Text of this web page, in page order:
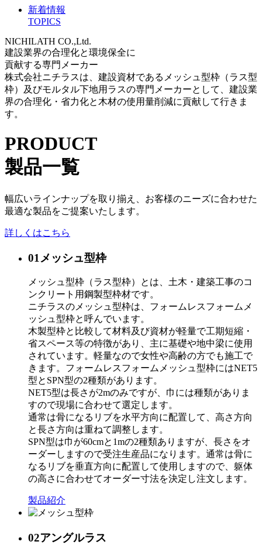
新着情報
TOPICS
NICHILATH CO.,Ltd.
建設業界の合理化と環境保全に
貢献する専門メーカー
株式会社ニチラスは、建設資材であるメッシュ型枠（ラス型
枠）及びモルタル下地用ラスの専門メーカーとして、建設業
界の合理化・省力化と木材の使用量削減に貢献して行きま
す。
PRODUCT
製品一覧
幅広いラインナップを取り揃え、お客様のニーズに合わせた
最適な製品をご提案いたします。
詳しくはこちら
01 メッシュ型枠
メッシュ型枠（ラス型枠）とは、土木・建築工事のコ
ンクリート用鋼製型枠材です。
ニチラスのメッシュ型枠は、フォームレスフォームメ
ッシュ型枠と呼んでいます。
木製型枠と比較して材料及び資材が軽量で工期短縮・
省スペース等の特徴があり、主に基礎や地中梁に使用
されています。軽量なので女性や高齢の方でも施工で
きます。フォームレスフォームメッシュ型枠にはNET5
型とSPN型の2種類があります。
NET5型は長さが2mのみですが、巾には種類がありま
すので現場に合わせて選定します。
通常は骨になるリブを水平方向に配置して、高さ方向
と長さ方向は重ねて調整します。
SPN型は巾が60cmと1mの2種類ありますが、長さをオ
ーダーしますので受注生産品になります。通常は骨に
なるリブを垂直方向に配置して使用しますので、躯体
の高さに合わせてオーダー寸法を決定し注文します。
製品紹介
02アングルラス